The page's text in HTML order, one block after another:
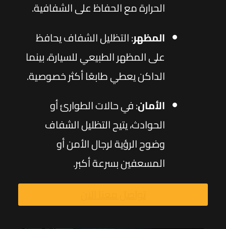
الحرارة مع الحفاظ على الشفافية.
المظهر: التظليل الشفاف يحافظ
على المظهر الطبيعي للسيارة، بينما
الداكن يعطي طابعًا أكثر خصوصية.
الأمان: في حالات الطوارئ أو
الحوادث، يتيح التظليل الشفاف
وضوح الرؤية لرجال الأمن أو
المسعفين بسرعة أكبر.